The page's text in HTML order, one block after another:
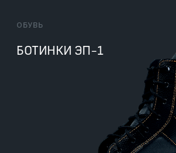
ОБУВЬ
БОТИНКИ ЭП-1